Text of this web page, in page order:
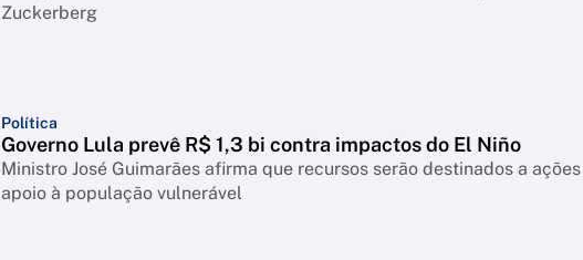
Zuckerberg
Política
Governo Lula prevê R$ 1,3 bi contra impactos do El Niño
Ministro José Guimarães afirma que recursos serão destinados a
apoio à população vulnerável